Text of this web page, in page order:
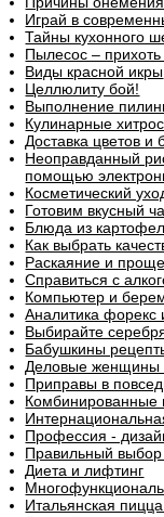
Играй в
Тайны кухонного
Пылесос –
Виды красной икры
Целлюлиту бой!
Выполнение
Кулинарные
Доставка цветов и
Неоправданный
помощью
Косметический
Готовим вкусный
Блюда из
Как выбрать
Раскаяние и
Справиться с
Компьютер и
Аналитика форекс
Выбирайте
Бабушкины
Деловые женщины
Приправы в
Комбинированные
Профессия -
Правильный выбор
Диета и лифтинг
Итальянская